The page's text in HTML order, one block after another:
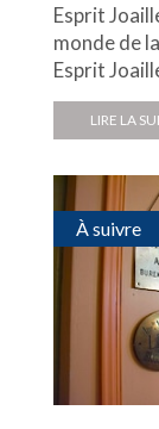
Esprit
monde de
Esprit
LIRE LA
À suivre